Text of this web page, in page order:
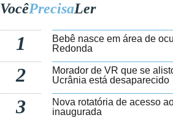
VocêPrecisaLer
1
Bebê nasce em área de
Redonda
2
Morador de VR que se
Ucrânia está desaparecido
3
Nova rotatória de acesso
inaugurada